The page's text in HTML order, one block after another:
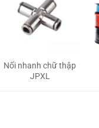
Nối nhanh chữ thập
JPXL